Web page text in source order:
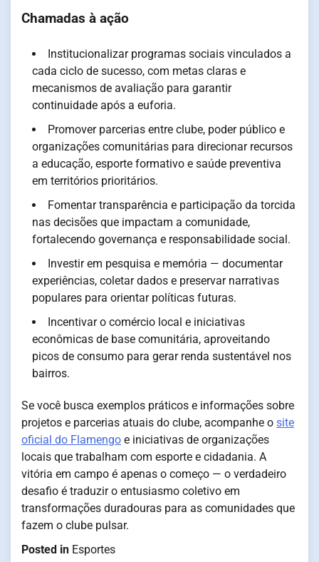
Chamadas à ação
Institucionalizar programas sociais vinculados a
cada ciclo de sucesso, com metas claras e
mecanismos de avaliação para garantir
continuidade após a euforia.
Promover parcerias entre clube, poder público e
organizações comunitárias para direcionar recursos
a educação, esporte formativo e saúde preventiva
em territórios prioritários.
Fomentar transparência e participação da torcida
nas decisões que impactam a comunidade,
fortalecendo governança e responsabilidade social.
Investir em pesquisa e memória — documentar
experiências, coletar dados e preservar narrativas
populares para orientar políticas futuras.
Incentivar o comércio local e iniciativas
econômicas de base comunitária, aproveitando
picos de consumo para gerar renda sustentável nos
bairros.
Se você busca exemplos práticos e informações sobre
projetos e parcerias atuais do clube, acompanhe o site
oficial do Flamengo e iniciativas de organizações
locais que trabalham com esporte e cidadania. A
vitória em campo é apenas o começo — o verdadeiro
desafio é traduzir o entusiasmo coletivo em
transformações duradouras para as comunidades que
fazem o clube pulsar.
Posted in Esportes